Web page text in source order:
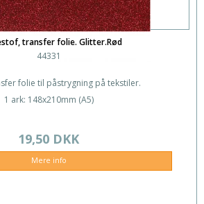
transfer folie. Glitter.Rød
44331
folie til påstrygning på tekstiler.
1 ark: 148x210mm (A5)
19,50 DKK
Mere info